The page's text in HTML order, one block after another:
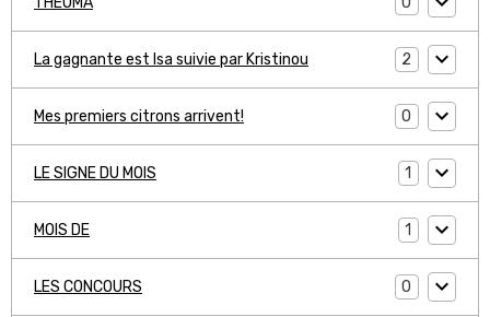
La gagnante est Isa suivie par Kristinou 2
Mes premiers citrons arrivent! 0
LE SIGNE DU MOIS 1
MOIS DE 1
LES CONCOURS 0